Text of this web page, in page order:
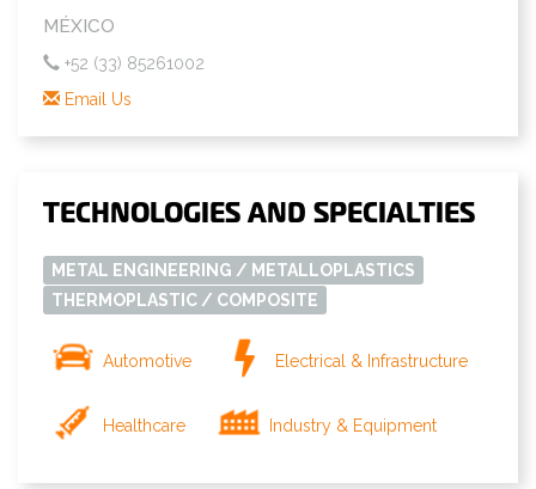
MÉXICO
+52 (33) 85261002
Email Us
TECHNOLOGIES AND SPECIALTIES
METAL ENGINEERING / METALLOPLASTICS
THERMOPLASTIC / COMPOSITE
Automotive Electrical & Infrastructure
Healthcare Industry & Equipment